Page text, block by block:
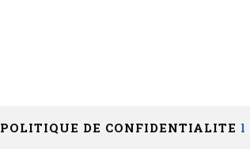
POLITIQUE DE CONFIDENTIALITE l